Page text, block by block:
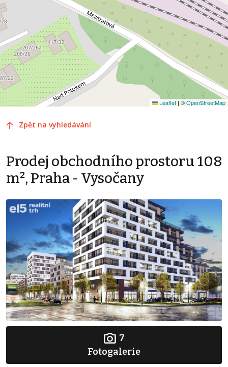
Leaflet | ©OpenStreetMap
Zpět na vyhledávání
Prodej obchodního prostoru 108
m², Praha - Vysočany
7
Fotogalerie